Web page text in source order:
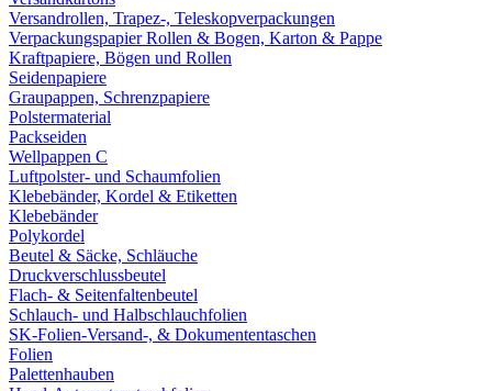
Versandrollen, Trapez-, Teleskopverpackungen
Verpackungspapier Rollen & Bogen, Karton & Pappe
Kraftpapiere, Bögen und Rollen
Seidenpapiere
Graupappen, Schrenzpapiere
Polstermaterial
Packseiden
Wellpappen C
Luftpolster- und Schaumfolien
Klebebänder, Kordel & Etiketten
Klebebänder
Polykordel
Beutel & Säcke, Schläuche
Druckverschlussbeutel
Flach- & Seitenfaltenbeutel
Schlauch- und Halbschlauchfolien
SK-Folien-Versand-, & Dokumententaschen
Folien
Palettenhauben